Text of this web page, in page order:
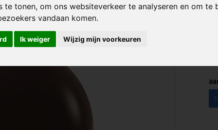
te tonen, om ons websiteverkeer te analyseren en om te
vandaan komen.
Ik weiger Wijzig mijn voorkeuren
Chocolate Brown12 inch